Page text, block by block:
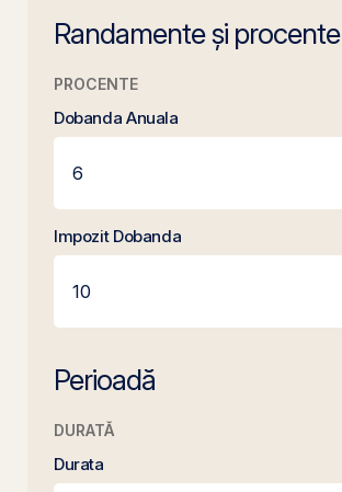
Randamente și procente
PROCENTE
Dobanda Anuala
Impozit Dobanda
Perioadă
DURATĂ
Durata